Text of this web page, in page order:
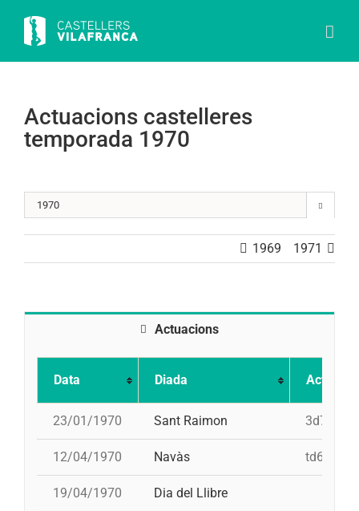
content
Actuacions castelleres
temporada 1970

1969 1971
Actuacions
Data Diada Actuació
23/01/1970 Sant Raimon 3d7
12/04/1970 Navàs td6, pd5,
19/04/1970 Dia del Llibre